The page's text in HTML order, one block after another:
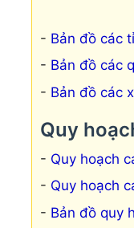
Bản đồ các
Bản đồ các
Bản đồ các
Quy
Quy hoạch
Quy hoạch
Bản đồ quy